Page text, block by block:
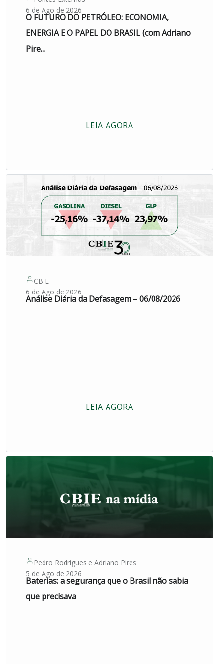
6 de Ago de 2026
O FUTURO DO PETRÓLEO: ECONOMIA,
ENERGIA E O PAPEL DO BRASIL (com Adriano
Pire...
LEIA AGORA
CBIE
6 de Ago de 2026
Análise Diária da Defasagem – 06/08/2026
LEIA AGORA
Pedro Rodrigues e Adriano Pires
5 de Ago de 2026
Baterias: a segurança que o Brasil não sabia
que precisava